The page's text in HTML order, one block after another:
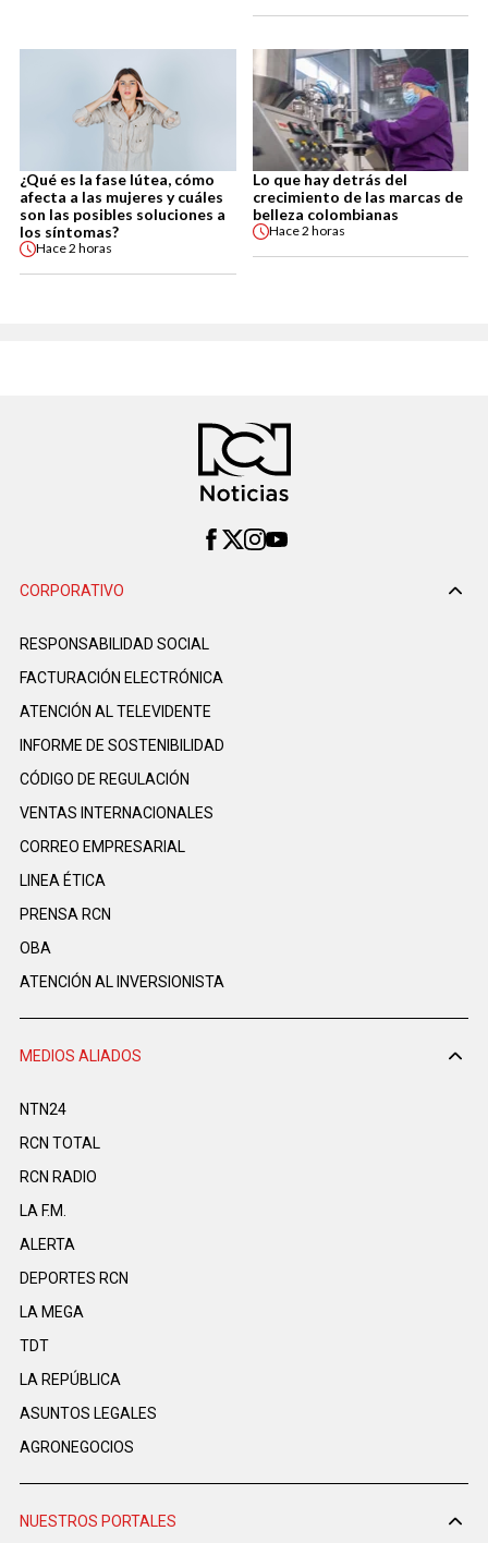
¿Qué es la fase lútea, cómo
afecta a las mujeres y cuáles
son las posibles soluciones a
los síntomas?
Hace2 horas
Lo que hay detrás del
crecimiento de las marcas de
belleza colombianas
Hace2 horas
CORPORATIVO
RESPONSABILIDAD SOCIAL
FACTURACIÓN ELECTRÓNICA
ATENCIÓN AL TELEVIDENTE
INFORME DE SOSTENIBILIDAD
CÓDIGO DE REGULACIÓN
VENTAS INTERNACIONALES
CORREO EMPRESARIAL
LINEA ÉTICA
PRENSA RCN
OBA
ATENCIÓN AL INVERSIONISTA
MEDIOS ALIADOS
NTN24
RCN TOTAL
RCN RADIO
LA F.M.
ALERTA
DEPORTES RCN
LA MEGA
TDT
LA REPÚBLICA
ASUNTOS LEGALES
AGRONEGOCIOS
NUESTROS PORTALES